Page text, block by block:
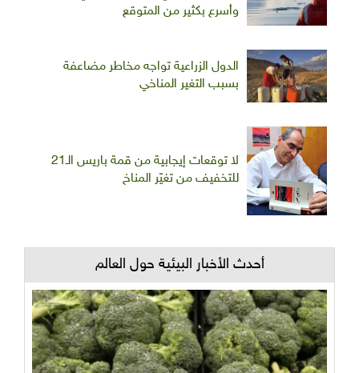
وأسرع بكثير من المتوقع
الدول الزراعية تواجه مخاطر مضاعفة
بسبب التغير المناخي
لا توقعات إيجابية من قمة باريس الـ21
للتخفيف من تغيّر المناخ
أحدث الأخبار البيئية حول العالم